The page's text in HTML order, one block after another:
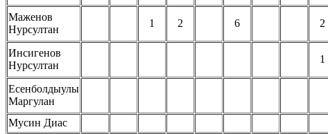
Маженов
Нурсултан
1 2 6 2
Инсигенов
Нурсултан
1
Есенболдыулы
Маргулан
Мусин Диас